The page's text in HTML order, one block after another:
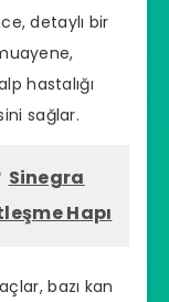
detaylı bir
hastalığı
sağlar.
Sinegra
Hapı
bazı kan